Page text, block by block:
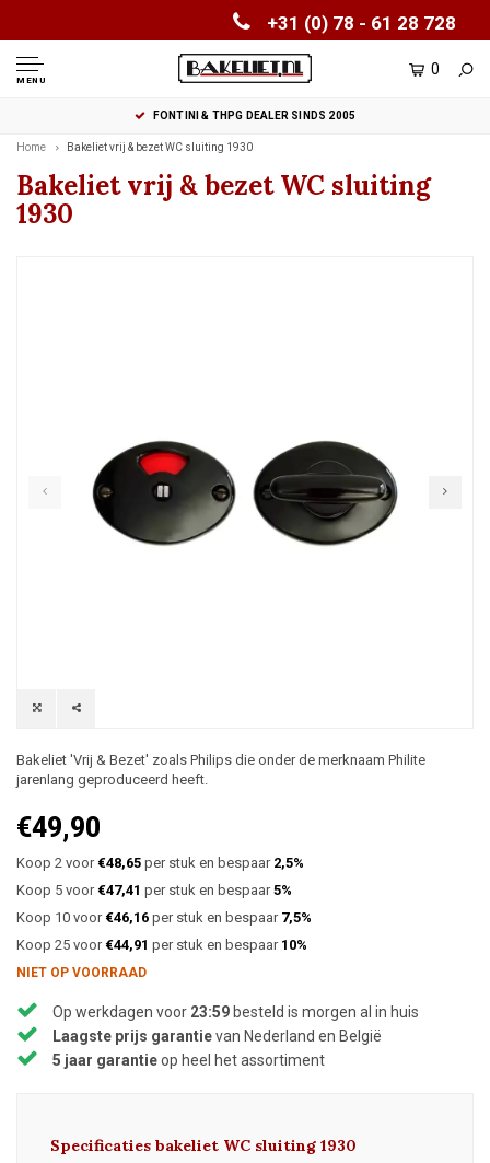
+31 (0) 78 - 61 28 728
MENU
0
FONTINI & THPG DEALER SINDS 2005
Home Bakeliet vrij & bezet WC sluiting 1930
Bakeliet vrij & bezet WC sluiting
1930
Bakeliet 'Vrij & Bezet' zoals Philips die onder de merknaam Philite
jarenlang geproduceerd heeft.
€49,90
Koop 2 voor €48,65 per stuk en bespaar 2,5%
Koop 5 voor €47,41 per stuk en bespaar5%
Koop 10 voor €46,16 per stuk en bespaar 7,5%
Koop 25 voor €44,91 per stuk en bespaar 10%
NIET OP VOORRAAD
Op werkdagen voor 23:59 besteld is morgen al in huis
Laagste prijs garantievan Nederland en België
5 jaar garantieop heel het assortiment
Specificaties bakeliet WC sluiting 1930